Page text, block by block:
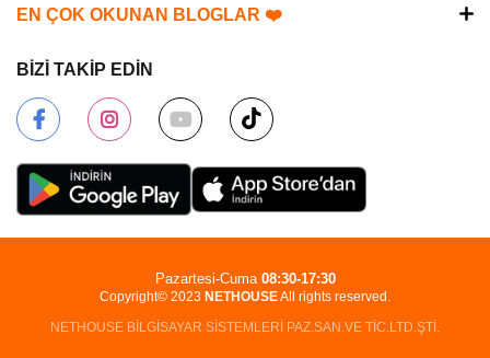
EN ÇOK OKUNAN BLOGLAR ❤️
BİZİ TAKİP EDİN
Copyright© 2023 NETHOUSEAll rights reserved.
NETHOUSE BİLGİSAYAR SİSTEMLERİ PAZ.SAN.VE TİC.LTD.ŞTİ.
Pazartesi-Cuma 08:30-17:30